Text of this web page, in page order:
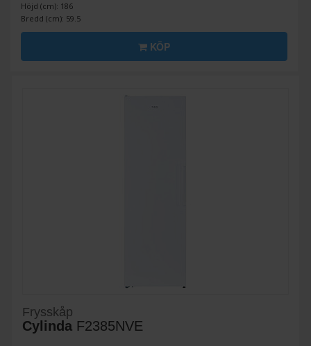
Höjd (cm): 186
Bredd (cm): 59.5
KÖP
Frysskåp
Cylinda F2385NVE